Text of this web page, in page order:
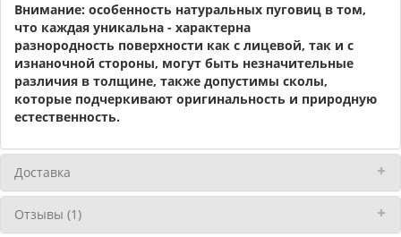
Внимание: особенность натуральных пуговиц в том,
что каждая уникальна - характерна
разнородность поверхности как с лицевой, так и с
изнаночной стороны, могут быть незначительные
различия в толщине, также допустимы сколы,
которые подчеркивают оригинальность и природную
естественность.
Доставка
Отзывы (1)